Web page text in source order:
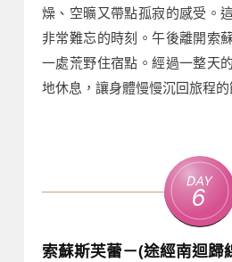
燥、空曠又帶點孤寂的感受。
非常難忘的時刻。午後離開索
一處荒野住宿點。經過一整天
地休息，讓身體慢慢沉回旅程的
Day
6
索蘇斯芙蕾－(途經南迴歸